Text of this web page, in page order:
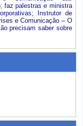
faz palestras e ministra
Instrutor de
e Comunicação – O
precisam saber sobre